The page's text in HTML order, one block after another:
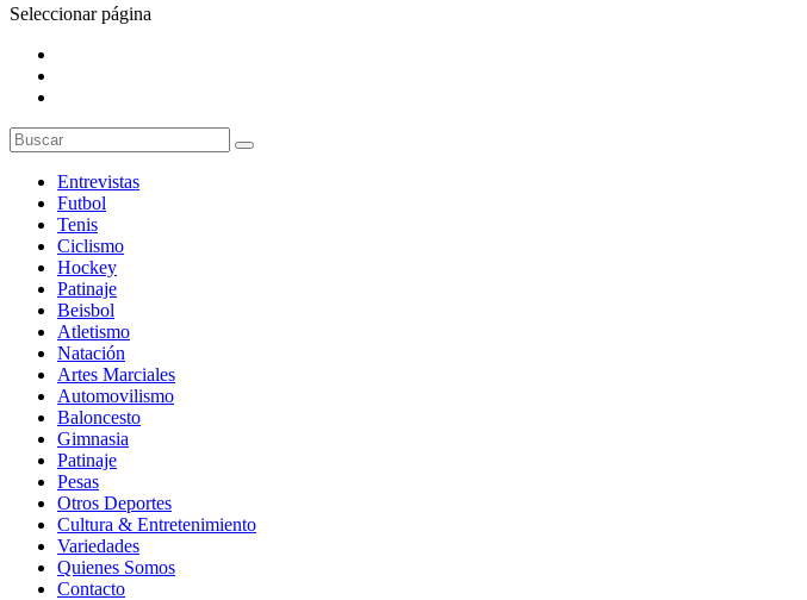
Seleccionar página
Entrevistas
Futbol
Tenis
Ciclismo
Hockey
Patinaje
Beisbol
Atletismo
Natación
Artes Marciales
Automovilismo
Baloncesto
Gimnasia
Patinaje
Pesas
Otros Deportes
Cultura & Entretenimiento
Variedades
Quienes Somos
Contacto